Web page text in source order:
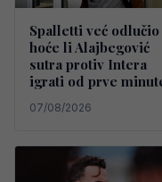
Spalletti već odlučio
hoće li Alajbegović
sutra protiv Intera
igrati od prve
07/08/2026